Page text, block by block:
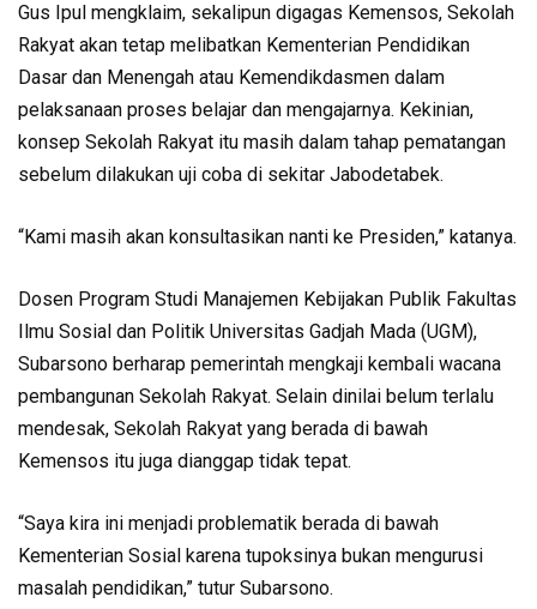
Gus Ipul mengklaim, sekalipun digagas Kemensos, Sekolah
Rakyat akan tetap melibatkan Kementerian Pendidikan
Dasar dan Menengah atau Kemendikdasmen dalam
pelaksanaan proses belajar dan mengajarnya. Kekinian,
konsep Sekolah Rakyat itu masih dalam tahap pematangan
sebelum dilakukan uji coba di sekitar Jabodetabek.
“Kami masih akan konsultasikan nanti ke Presiden,” katanya.
Dosen Program Studi Manajemen Kebijakan Publik Fakultas
Ilmu Sosial dan Politik Universitas Gadjah Mada (UGM),
Subarsono berharap pemerintah mengkaji kembali wacana
pembangunan Sekolah Rakyat. Selain dinilai belum terlalu
mendesak, Sekolah Rakyat yang berada di bawah
Kemensos itu juga dianggap tidak tepat.
“Saya kira ini menjadi problematik berada di bawah
Kementerian Sosial karena tupoksinya bukan mengurusi
masalah pendidikan,” tutur Subarsono.